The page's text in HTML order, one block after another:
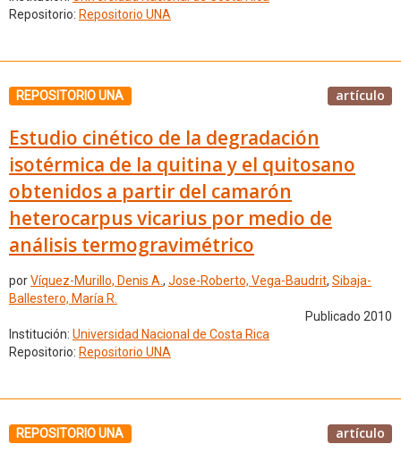
Repositorio: Repositorio UNA
REPOSITORIO UNA artículo
Estudio cinético de la degradación
isotérmica de la quitina y el quitosano
obtenidos a partir del camarón
heterocarpus vicarius por medio de
análisis termogravimétrico
porVíquez-Murillo, Denis A., Jose-Roberto, Vega-Baudrit, Sibaja-
Ballestero, María R.
Publicado 2010
Institución: Universidad Nacional de Costa Rica
Repositorio: Repositorio UNA
REPOSITORIO UNA artículo